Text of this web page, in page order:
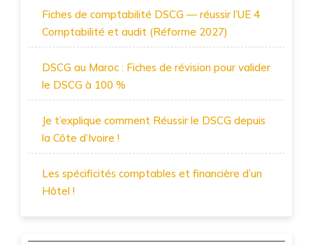
Fiches de comptabilité DSCG — réussir l’UE 4
Comptabilité et audit (Réforme 2027)
DSCG au Maroc : Fiches de révision pour valider
le DSCG à 100 %
Je t’explique comment Réussir le DSCG depuis
la Côte d’Ivoire !
Les spécificités comptables et financière d’un
Hôtel !